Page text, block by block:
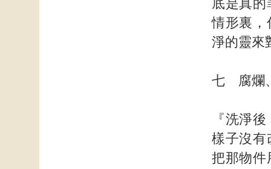
底是真
情形裏，
淨的靈來
七 腐爛
『洗淨
樣子沒有
把那物件